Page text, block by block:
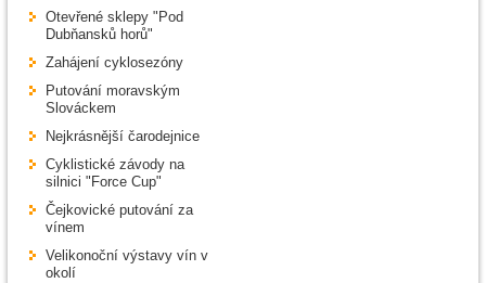
Otevřené sklepy "Pod
Dubňansků horů"
Zahájení cyklosezóny
Putování moravským
Slováckem
Nejkrásnější čarodejnice
Cyklistické závody na
silnici "Force Cup"
Čejkovické putování za
vínem
Velikonoční výstavy vín v
okolí